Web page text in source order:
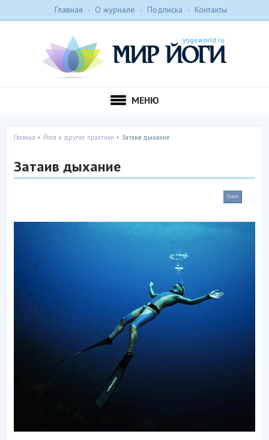
Главная О журнале Подписка Контакты
МЕНЮ
Главная Йога и другие практики Затаив дыхание
Затаив дыхание
Save